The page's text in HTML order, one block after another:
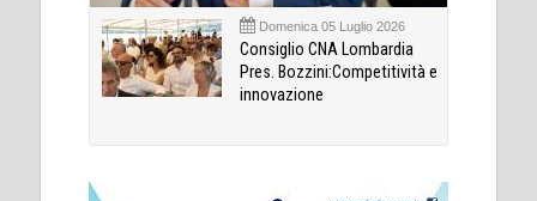
Domenica 05 Luglio 2026
Consiglio CNA Lombardia
Pres. Bozzini:Competitività e
innovazione